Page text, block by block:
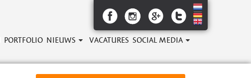
PORTFOLIO NIEUWS VACATURES SOCIAL MEDIA